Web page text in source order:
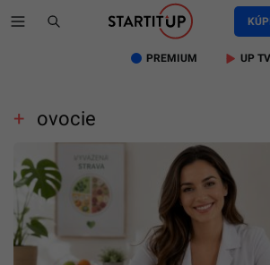
PREMIUM UP TV
ovocie